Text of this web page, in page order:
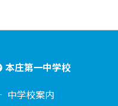
本庄第一中学校
中学校案内